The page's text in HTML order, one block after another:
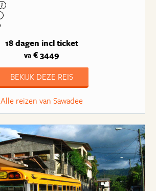
18 dagen incl ticket
va€ 3449
BEKIJK DEZE REIS
Alle reizen van Sawadee